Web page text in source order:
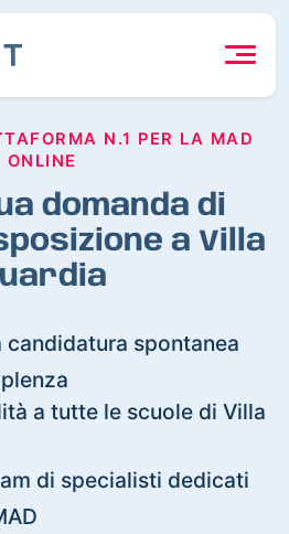
N.1 PER LA MAD
ONLINE
domanda di
a Villa
candidatura spontanea
a tutte le scuole di Villa
di specialisti dedicati